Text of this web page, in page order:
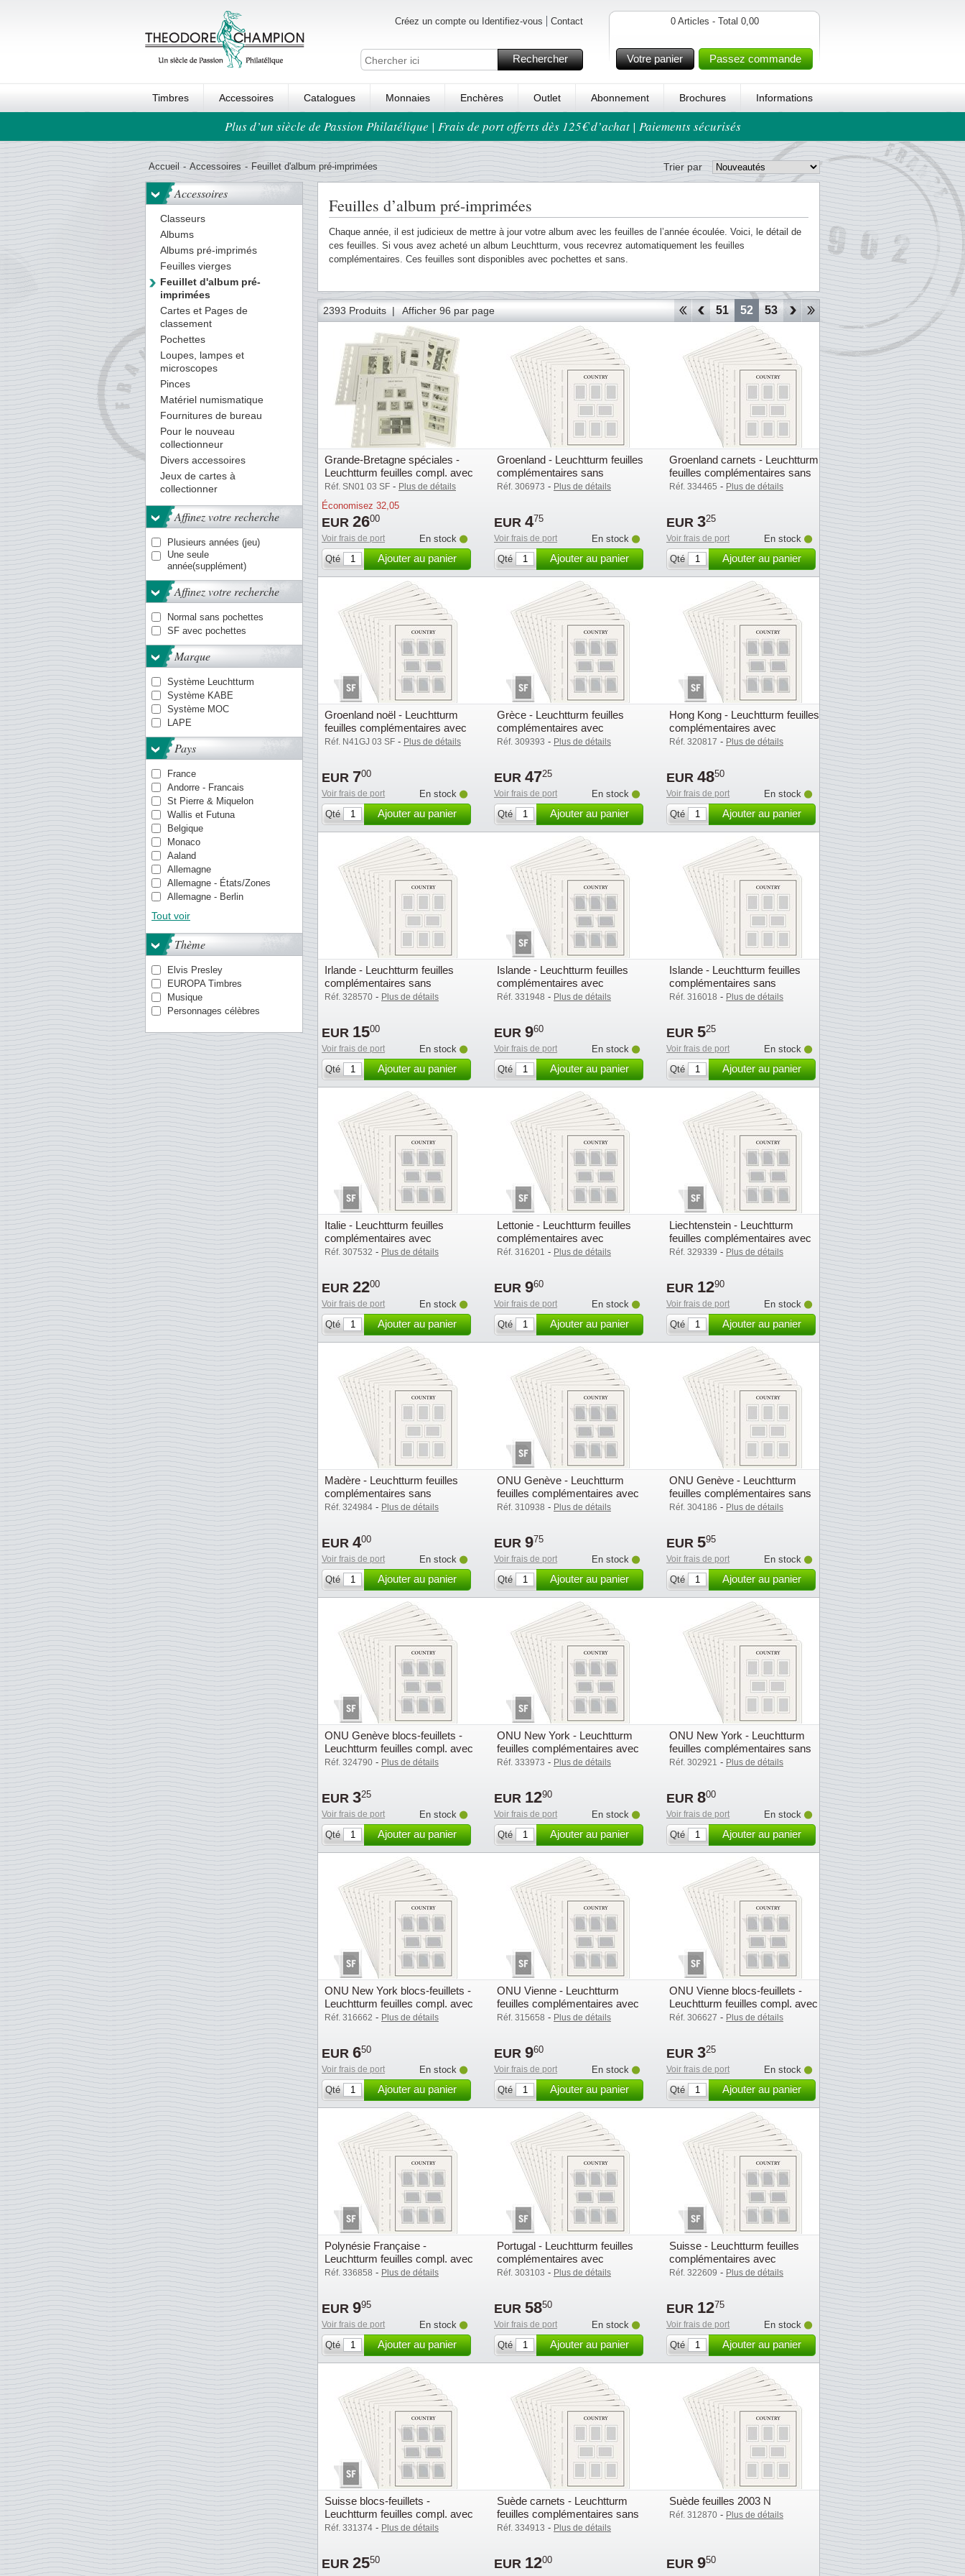
Créez un compte ou Identifiez-vous Contact
Rechercher
0 Articles - Total 0,00
Votre panier Passez commande
Timbres Accessoires Catalogues Monnaies Enchères Outlet Abonnement Brochures Informations
Ordre au panierPlus d’un siècle de Passion Philatélique | Frais de port offerts dès 125€ d’achat | Paiements sécurisés
Accueil - Accessoires - Feuillet d'album pré-imprimées Trier par
Accessoires
Classeurs
Albums
Albums pré-imprimés
Feuilles vierges
Feuillet d'album pré-
imprimées
Cartes et Pages de
classement
Pochettes
Loupes, lampes et
microscopes
Pinces
Matériel numismatique
Fournitures de bureau
Pour le nouveau
collectionneur
Divers accessoires
Jeux de cartes à
collectionner
Affinez votre recherche
Plusieurs années (jeu)
Une seule
année(supplément)
Affinez votre recherche
Normal sans pochettes
SF avec pochettes
Marque
Système Leuchtturm
Système KABE
Système MOC
LAPE
Pays
France
Andorre - Francais
St Pierre & Miquelon
Wallis et Futuna
Belgique
Monaco
Aaland
Allemagne
Allemagne - États/Zones
Allemagne - Berlin
Allemagne de l'Est (RDA)
Antilles danoises
Antilles néerlandaises
Aruba
Aurigny
Australie
Autriche
Canada
Chypre
Tout voir
Thème
Elvis Presley
EUROPA Timbres
Musique
Personnages célèbres
Feuilles d’album pré-imprimées
Chaque année, il est judicieux de mettre à jour votre album avec les feuilles de l’année écoulée. Voici, le détail de
ces feuilles. Si vous avez acheté un album Leuchtturm, vous recevrez automatiquement les feuilles
complémentaires. Ces feuilles sont disponibles avec pochettes et sans.
2393 Produits | Afficher 96 par page
28 29 30 31 35 36 37 38 39 40 41 49 50 51 52 53 54 55 58 60
Grande-Bretagne spéciales -
Leuchtturm feuilles compl. avec
pochettes (SF) - 2003
Réf. SN01 03 SF - Plus de détails
Économisez 32,05
EUR 2600
Voir frais de port
En stock
Qté
Ajouter au panier
Groenland - Leuchtturm feuilles
complémentaires sans
pochettes - 2003
Réf. 306973 - Plus de détails
EUR 475
Voir frais de port
En stock
Qté
Ajouter au panier
Groenland carnets - Leuchtturm
feuilles complémentaires sans
pochettes - 2003
Réf. 334465 - Plus de détails
EUR 325
Voir frais de port
En stock
Qté
Ajouter au panier
Groenland noël - Leuchtturm
feuilles complémentaires avec
pochettes (SF) - 2003
Réf. N41GJ 03 SF - Plus de détails
EUR 700
Voir frais de port
En stock
Qté
Ajouter au panier
Grèce - Leuchtturm feuilles
complémentaires avec
pochettes (SF) - 2003
Réf. 309393 - Plus de détails
EUR 4725
Voir frais de port
En stock
Qté
Ajouter au panier
Hong Kong - Leuchtturm feuilles
complémentaires avec
pochettes (SF) - 2003
Réf. 320817 - Plus de détails
EUR 4850
Voir frais de port
En stock
Qté
Ajouter au panier
Irlande - Leuchtturm feuilles
complémentaires sans
pochettes - 2003
Réf. 328570 - Plus de détails
EUR 1500
Voir frais de port
En stock
Qté
Ajouter au panier
Islande - Leuchtturm feuilles
complémentaires avec
pochettes (SF) - 2003
Réf. 331948 - Plus de détails
EUR 960
Voir frais de port
En stock
Qté
Ajouter au panier
Islande - Leuchtturm feuilles
complémentaires sans
pochettes - 2003
Réf. 316018 - Plus de détails
EUR 525
Voir frais de port
En stock
Qté
Ajouter au panier
Italie - Leuchtturm feuilles
complémentaires avec
pochettes (SF) - 2003
Réf. 307532 - Plus de détails
EUR 2200
Voir frais de port
En stock
Qté
Ajouter au panier
Lettonie - Leuchtturm feuilles
complémentaires avec
pochettes (SF) - 2003
Réf. 316201 - Plus de détails
EUR 960
Voir frais de port
En stock
Qté
Ajouter au panier
Liechtenstein - Leuchtturm
feuilles complémentaires avec
pochettes (SF) - 2003
Réf. 329339 - Plus de détails
EUR 1290
Voir frais de port
En stock
Qté
Ajouter au panier
Madère - Leuchtturm feuilles
complémentaires sans
pochettes - 2003
Réf. 324984 - Plus de détails
EUR 400
Voir frais de port
En stock
Qté
Ajouter au panier
ONU Genève - Leuchtturm
feuilles complémentaires avec
pochettes (SF) - 2003
Réf. 310938 - Plus de détails
EUR 975
Voir frais de port
En stock
Qté
Ajouter au panier
ONU Genève - Leuchtturm
feuilles complémentaires sans
pochettes - 2003
Réf. 304186 - Plus de détails
EUR 595
Voir frais de port
En stock
Qté
Ajouter au panier
ONU Genève blocs-feuillets -
Leuchtturm feuilles compl. avec
pochettes (SF) - 2003
Réf. 324790 - Plus de détails
EUR 325
Voir frais de port
En stock
Qté
Ajouter au panier
ONU New York - Leuchtturm
feuilles complémentaires avec
pochettes (SF) - 2003
Réf. 333973 - Plus de détails
EUR 1290
Voir frais de port
En stock
Qté
Ajouter au panier
ONU New York - Leuchtturm
feuilles complémentaires sans
pochettes - 2003
Réf. 302921 - Plus de détails
EUR 800
Voir frais de port
En stock
Qté
Ajouter au panier
ONU New York blocs-feuillets -
Leuchtturm feuilles compl. avec
poch. (SF) - 2003
Réf. 316662 - Plus de détails
EUR 650
Voir frais de port
En stock
Qté
Ajouter au panier
ONU Vienne - Leuchtturm
feuilles complémentaires avec
pochettes (SF) - 2003
Réf. 315658 - Plus de détails
EUR 960
Voir frais de port
En stock
Qté
Ajouter au panier
ONU Vienne blocs-feuillets -
Leuchtturm feuilles compl. avec
pochettes (SF) - 2003
Réf. 306627 - Plus de détails
EUR 325
Voir frais de port
En stock
Qté
Ajouter au panier
Polynésie Française -
Leuchtturm feuilles compl. avec
pochettes (SF) - 2003
Réf. 336858 - Plus de détails
EUR 995
Voir frais de port
En stock
Qté
Ajouter au panier
Portugal - Leuchtturm feuilles
complémentaires avec
pochettes (SF) - 2003
Réf. 303103 - Plus de détails
EUR 5850
Voir frais de port
En stock
Qté
Ajouter au panier
Suisse - Leuchtturm feuilles
complémentaires avec
pochettes (SF) - 2003
Réf. 322609 - Plus de détails
EUR 1275
Voir frais de port
En stock
Qté
Ajouter au panier
Suisse blocs-feuillets -
Leuchtturm feuilles compl. avec
pochettes (SF) - 2003
Réf. 331374 - Plus de détails
EUR 2550
Suède carnets - Leuchtturm
feuilles complémentaires sans
pochettes - 2003
Réf. 334913 - Plus de détails
EUR 1200
Suède feuilles 2003 N
Réf. 312870 - Plus de détails
EUR 950